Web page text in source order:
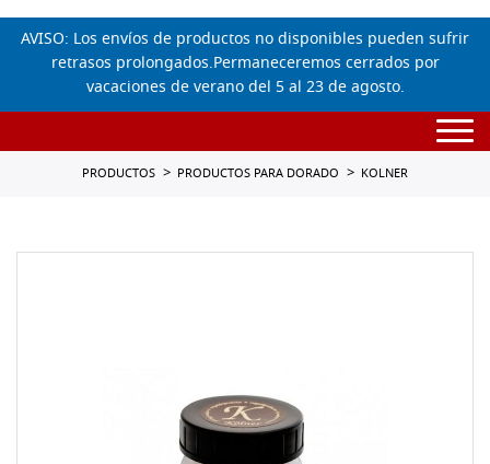
AVISO: Los envíos de productos no disponibles pueden sufrir
retrasos prolongados.Permaneceremos cerrados por
vacaciones de verano del 5 al 23 de agosto.
PRODUCTOS PRODUCTOS PARA DORADO KOLNER